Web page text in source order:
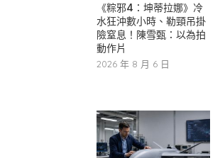
《粽邪4：坤蒂拉娜》冷
水狂沖數小時、勒頸吊掛
險窒息！陳雪甄：以為拍
動作片
2026 年 8 月 6 日